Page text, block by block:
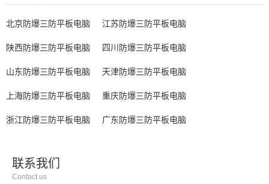
北京防爆三防平板电脑
江苏防爆三防平板电脑
陕西防爆三防平板电脑
四川防爆三防平板电脑
山东防爆三防平板电脑
天津防爆三防平板电脑
上海防爆三防平板电脑
重庆防爆三防平板电脑
浙江防爆三防平板电脑
广东防爆三防平板电脑
联系我们
Contact us